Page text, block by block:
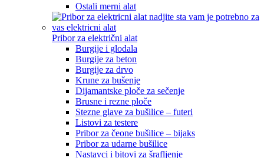
Ostali merni alat
Pribor za električni alat
Burgije i glodala
Burgije za beton
Burgije za drvo
Krune za bušenje
Dijamantske ploče za sečenje
Brusne i rezne ploče
Stezne glave za bušilice – futeri
Listovi za testere
Pribor za čeone bušilice – bijaks
Pribor za udarne bušilice
Nastavci i bitovi za šrafljenje